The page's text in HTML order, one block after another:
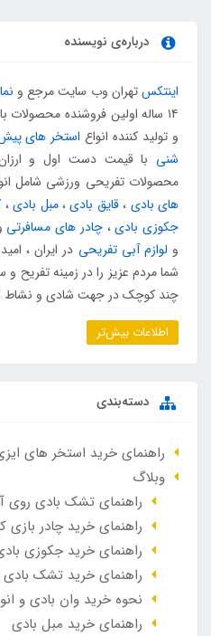
درباره‌ی نویسنده
اینتکستهران وب سایت مرجع و
۱۴ ساله اولین فروشنده
و تولید کننده انواع استخر های
شنی
محصولات تفریحی ورزشی شامل
های بادی ،قایق بادی،مبل بادی،
جکوزی بادی،چادر های مسافرتی
و لوازم آبی تفریحی در ایران ،
شما مردم عزیز را در زمینه تفریح
چند کوچک در جهت شادی و نشاط
اطلاعات بیش‌تر
دسته‌بندی
راهنمای خرید استخر های
وبلاگ
راهنمای تشک بادی روی
راهنمای خرید چادر بازی
راهنمای خرید جکوزی
راهنمای خرید تشک
نحوه خرید وان بادی و
راهنمای خرید مبل بادی